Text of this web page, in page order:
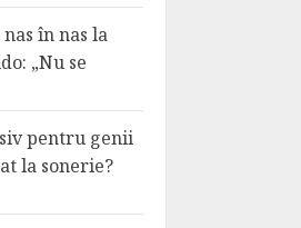
în nas la
„Nu se
pentru genii
la sonerie?